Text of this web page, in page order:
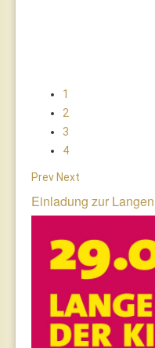
1
2
3
4
PrevNext
Einladung zur